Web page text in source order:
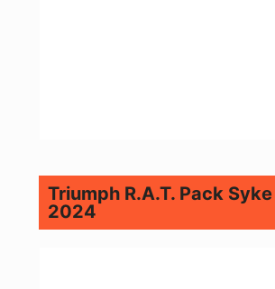
Triumph R.A.T. Pack
2024